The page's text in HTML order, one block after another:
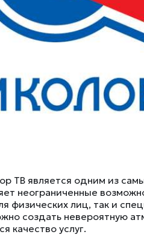
ТВ является одним из
неограниченные
физических лиц, так и
создать невероятную
качество услуг.